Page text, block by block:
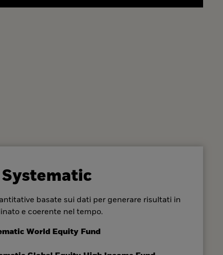
Systematic
basate sui dati per generare risultati in
e coerente nel tempo.
World Equity Fund